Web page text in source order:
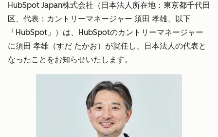
HubSpot Japan株式会社（日本法人所在地：東京都千代田
区、代表：カントリーマネージャー 須田 孝雄、以下
「HubSpot」）は、HubSpotのカントリーマネージャー
に須田 孝雄（すだ たかお）が就任し、日本法人の代表と
なったことをお知らせいたします。